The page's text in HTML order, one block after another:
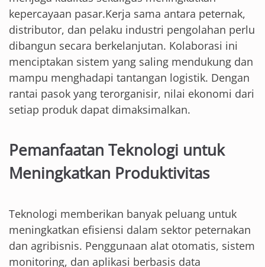
kepercayaan pasar.Kerja sama antara peternak,
distributor, dan pelaku industri pengolahan perlu
dibangun secara berkelanjutan. Kolaborasi ini
menciptakan sistem yang saling mendukung dan
mampu menghadapi tantangan logistik. Dengan
rantai pasok yang terorganisir, nilai ekonomi dari
setiap produk dapat dimaksimalkan.
Pemanfaatan Teknologi untuk
Meningkatkan Produktivitas
Teknologi memberikan banyak peluang untuk
meningkatkan efisiensi dalam sektor peternakan
dan agribisnis. Penggunaan alat otomatis, sistem
monitoring, dan aplikasi berbasis data